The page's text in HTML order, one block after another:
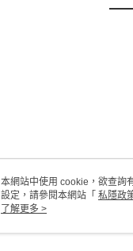
本網站中使用 cookie，欲查詢
設定，請參閱本網站「 私隱政
用 cookie。
了解更多 >